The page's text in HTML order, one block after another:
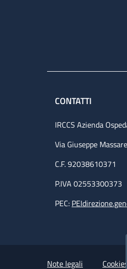
CONTATTI
IRCCS Azienda
Via Giuseppe
C.F. 92038610371
P.IVA 02553300373
PEC:
Small
Useful
Note legali